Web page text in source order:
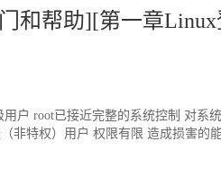
和帮助][第一章Linux
户 root已接近完整的系统控制 对系
非特权）用户 权限有限 造成损害的